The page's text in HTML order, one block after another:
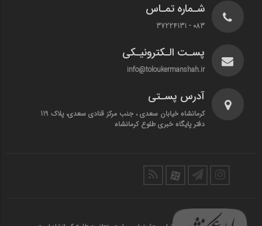
شـماره تمـاس
083 - 37224131
پسـت الـکترونیـکی
info@toloukermanshah.ir
آدرس پسـتی
کرمانشاه خیابان سعدی ، جنب مرکز قنادی سعدی، پلاک 119
دفتر پایگاه خبری طلوع کرمانشاه